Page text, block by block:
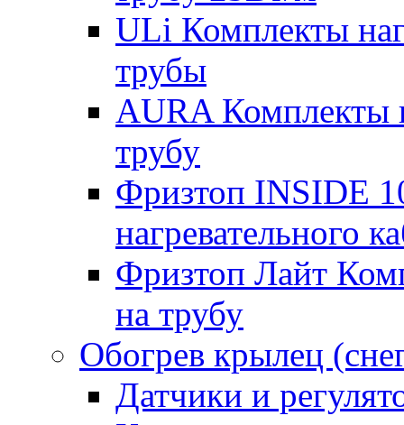
ULi Комплекты
трубы
AURA Комплекты
трубу
Фризтоп INSIDE
нагревательного
Фризтоп Лайт
на трубу
Обогрев крылец
Датчики и